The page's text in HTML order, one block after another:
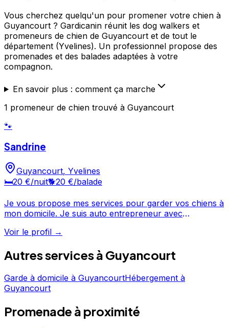
Vous cherchez quelqu'un pour promener votre chien à
Guyancourt ? Gardicanin réunit les dog walkers et
promeneurs de chien de Guyancourt et de tout le
département (Yvelines). Un professionnel propose des
promenades et des balades adaptées à votre
compagnon.
En savoir plus : comment ça marche
1 promeneur de chien trouvé à Guyancourt
🐾
Sandrine
Guyancourt, Yvelines
🛏️20 €/nuit🐕20 €/balade
Je vous propose mes services pour garder vos chiens à
mon domicile. Je suis auto entrepreneur avec
toute la journée pour eux. Je vis en maison avec un
poules. Si vos animaux sont obéissants et sociables
avec leurs congénères, je serais ravie de les
accueillir. Mon tarif est de 20 euros la journée. Pour
plus de renseignements merci de me joindre. Sandrine
Voir le profil →
Autres services à Guyancourt
Garde à domicile à GuyancourtHébergement à
Guyancourt
Promenade à proximité